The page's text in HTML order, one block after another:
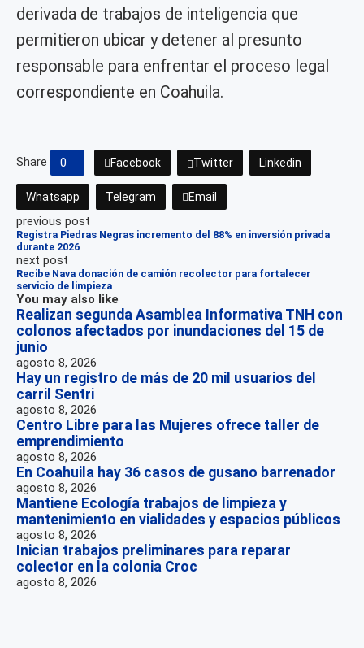
derivada de trabajos de inteligencia que
permitieron ubicar y detener al presunto
responsable para enfrentar el proceso legal
correspondiente en Coahuila.
Share 0 Facebook Twitter Linkedin
Whatsapp Telegram Email
previous post
Registra Piedras Negras incremento del 88% en inversión privada
durante 2026
next post
Recibe Nava donación de camión recolector para fortalecer
servicio de limpieza
You may also like
Realizan segunda Asamblea Informativa TNH con
colonos afectados por inundaciones del 15 de
junio
agosto 8, 2026
Hay un registro de más de 20 mil usuarios del
carril Sentri
agosto 8, 2026
Centro Libre para las Mujeres ofrece taller de
emprendimiento
agosto 8, 2026
En Coahuila hay 36 casos de gusano barrenador
agosto 8, 2026
Mantiene Ecología trabajos de limpieza y
mantenimiento en vialidades y espacios públicos
agosto 8, 2026
Inician trabajos preliminares para reparar
colector en la colonia Croc
agosto 8, 2026